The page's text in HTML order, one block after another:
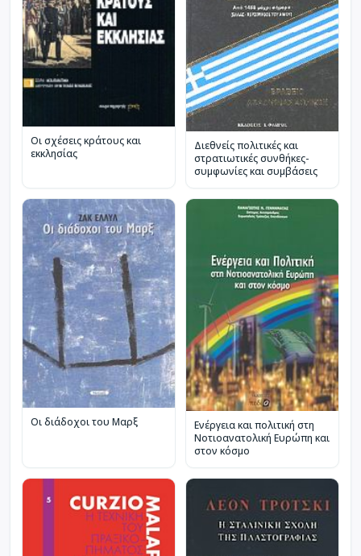
Οι σχέσεις κράτους και
εκκλησίας
Διεθνείς πολιτικές και
στρατιωτικές συνθήκες-
συμφωνίες και συμβάσεις
Οι διάδοχοι του Μαρξ
Ενέργεια και πολιτική στη
Νοτιοανατολική Ευρώπη και
στον κόσμο